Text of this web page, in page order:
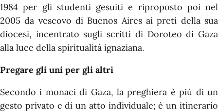
1984 per gli studenti gesuiti e riproposto poi nel
2005 da vescovo di Buenos Aires ai preti della sua
diocesi, incentrato sugli scritti di Doroteo di Gaza
alla luce della spiritualità ignaziana.
Pregare gli uni per gli altri
Secondo i monaci di Gaza, la preghiera è più di un
gesto privato e di un atto individuale; è un itinerario